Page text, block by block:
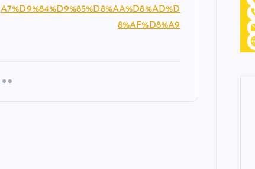
A7%D9%84%D9%85%D8%AA%D8%AD%D
8%AF%D8%A9